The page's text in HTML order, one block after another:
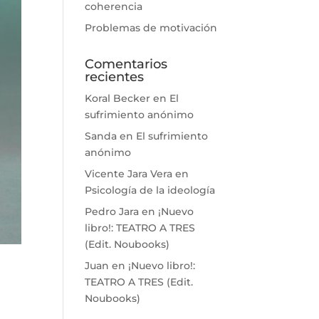
coherencia
Problemas de motivación
Comentarios
recientes
Koral Becker en El
sufrimiento anónimo
Sanda en El sufrimiento
anónimo
Vicente Jara Vera en
Psicología de la ideología
Pedro Jara en ¡Nuevo
libro!: TEATRO A TRES
(Edit. Noubooks)
Juan en ¡Nuevo libro!:
TEATRO A TRES (Edit.
Noubooks)